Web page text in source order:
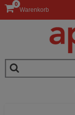
Warenkorb
0